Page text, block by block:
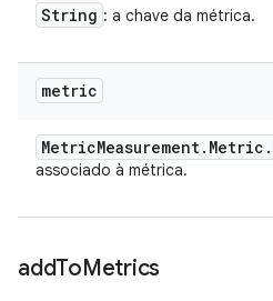
String : a chave da métrica.
metric
MetricMeasurement. Metric .
associado à métrica.
addToMetrics